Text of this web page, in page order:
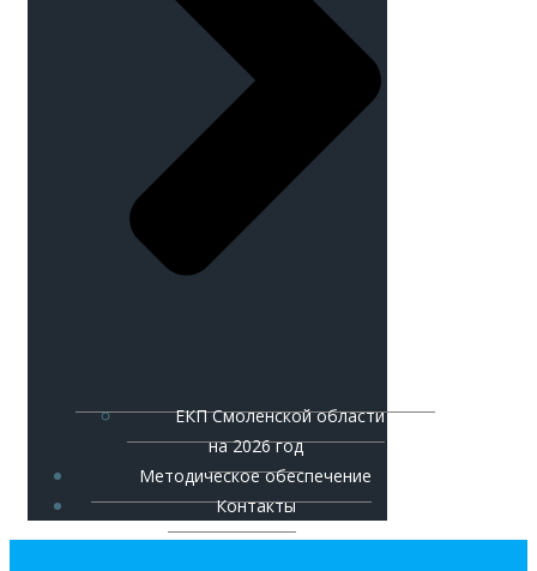
ЕКП Смоленской области
на 2026 год
Методическое обеспечение
Контакты